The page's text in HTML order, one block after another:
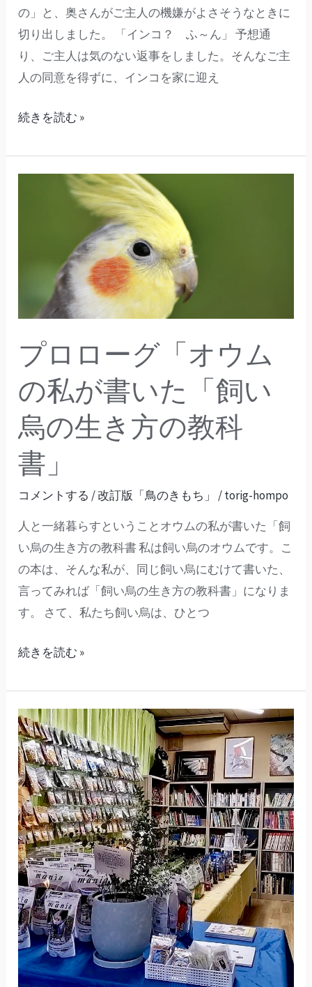
の」と、奥さんがご主人の機嫌がよさそうなときに
切り出しました。 「インコ？ ふ～ん」 予想通
り、ご主人は気のない返事をしました。そんなご主
人の同意を得ずに、インコを家に迎え
は」
続きを読む »
プロローグ「オウム
の私が書いた「飼い
烏の生き方の教科
書」
コメントする /改訂版「鳥のきもち」 /torig-hompo
人と一緒暮らすということオウムの私が書いた「飼
い烏の生き方の教科書 私は飼い烏のオウムです。こ
の本は、そんな私が、同じ飼い烏にむけて書いた、
言ってみれば「飼い烏の生き方の教科書」になりま
す。 さて、私たち飼い烏は、ひとつ
が
書
い
た
烏
の
生
き
方
教
続きを読む »
本
日、
鳥
爺
本
舗
の
店
舗
が
オ
ー
プ